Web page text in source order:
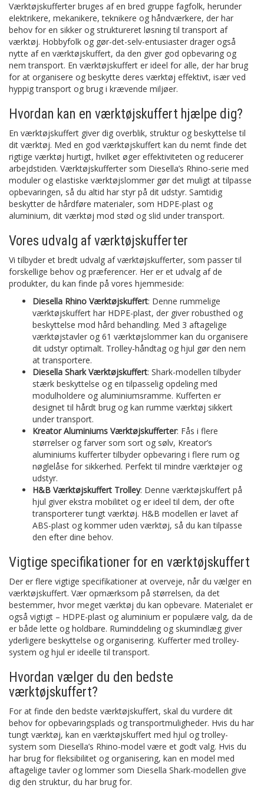
Værktøjskufferter bruges af en bred gruppe fagfolk, herunder
elektrikere, mekanikere, teknikere og håndværkere, der har
behov for en sikker og struktureret løsning til transport af
værktøj. Hobbyfolk og gør-det-selv-entusiaster drager også
nytte af en værktøjskuffert, da den giver god opbevaring og
nem transport. En værktøjskuffert er ideel for alle, der har brug
for at organisere og beskytte deres værktøj effektivt, især ved
hyppig transport og brug i krævende miljøer.
Hvordan kan en værktøjskuffert hjælpe dig?
En værktøjskuffert giver dig overblik, struktur og beskyttelse til
dit værktøj. Med en god værktøjskuffert kan du nemt finde det
rigtige værktøj hurtigt, hvilket øger effektiviteten og reducerer
arbejdstiden. Værktøjskufferter som Diesella’s Rhino-serie med
moduler og elastiske værktøjslommer gør det muligt at tilpasse
opbevaringen, så du altid har styr på dit udstyr. Samtidig
beskytter de hårdføre materialer, som HDPE-plast og
aluminium, dit værktøj mod stød og slid under transport.
Vores udvalg af værktøjskufferter
Vi tilbyder et bredt udvalg af værktøjskufferter, som passer til
forskellige behov og præferencer. Her er et udvalg af de
produkter, du kan finde på vores hjemmeside:
Diesella Rhino Værktøjskuffert: Denne rummelige
værktøjskuffert har HDPE-plast, der giver robusthed og
beskyttelse mod hård behandling. Med 3 aftagelige
værktøjstavler og 61 værktøjslommer kan du organisere
dit udstyr optimalt. Trolley-håndtag og hjul gør den nem
at transportere.
Diesella Shark Værktøjskuffert: Shark-modellen tilbyder
stærk beskyttelse og en tilpasselig opdeling med
modulholdere og aluminiumsramme. Kufferten er
designet til hårdt brug og kan rumme værktøj sikkert
under transport.
Kreator Aluminiums Værktøjskufferter: Fås i flere
størrelser og farver som sort og sølv, Kreator’s
aluminiums kufferter tilbyder opbevaring i flere rum og
nøglelåse for sikkerhed. Perfekt til mindre værktøjer og
udstyr.
H&B Værktøjskuffert Trolley: Denne værktøjskuffert på
hjul giver ekstra mobilitet og er ideel til dem, der ofte
transporterer tungt værktøj. H&B modellen er lavet af
ABS-plast og kommer uden værktøj, så du kan tilpasse
den efter dine behov.
Vigtige specifikationer for en værktøjskuffert
Der er flere vigtige specifikationer at overveje, når du vælger en
værktøjskuffert. Vær opmærksom på størrelsen, da det
bestemmer, hvor meget værktøj du kan opbevare. Materialet er
også vigtigt – HDPE-plast og aluminium er populære valg, da de
er både lette og holdbare. Ruminddeling og skumindlæg giver
yderligere beskyttelse og organisering. Kufferter med trolley-
system og hjul er ideelle til transport.
Hvordan vælger du den bedste
værktøjskuffert?
For at finde den bedste værktøjskuffert, skal du vurdere dit
behov for opbevaringsplads og transportmuligheder. Hvis du har
tungt værktøj, kan en værktøjskuffert med hjul og trolley-
system som Diesella’s Rhino-model være et godt valg. Hvis du
har brug for fleksibilitet og organisering, kan en model med
aftagelige tavler og lommer som Diesella Shark-modellen give
dig den struktur, du har brug for.